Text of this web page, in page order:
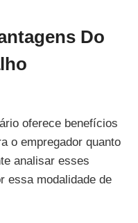
Do
oferece benefícios
o empregador quanto
analisar esses
essa modalidade de